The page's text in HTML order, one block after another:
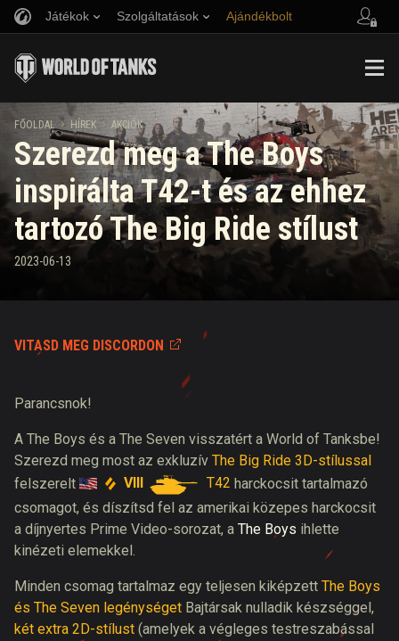
Játékok Szolgáltatások Ajándékbolt
Zene
Fair Play irányelvek
Wargaming.net játékközpont
Twitch Drops útmutató
Barát ajánlása
Discord
Mod Hub
Média
FŐOLDAL HÍREK AKCIÓK
Szerezd meg a The Boys
inspirálta T42-t és az ehhez
tartozó The Big Ride stílust
2023-06-13
VITASD MEG DISCORDON
Parancsnok!
A The Boys és a The Seven visszatért a World of Tanksbe!
Szerezd meg most az exkluzív The Big Ride 3D-stílussal
felszerelt
VIII T42 harckocsit tartalmazó
csomagot, és díszítsd fel az amerikai közepes harckocsit
a díjnyertes Prime Video-sorozat, a The Boys ihlette
kinézeti elemekkel.
Minden csomag tartalmaz egy teljesen kiképzett The Boys
és The Seven legénységet Bajtársak nulladik készséggel,
két extra 2D-stílust (amelyek a végleges testreszabással